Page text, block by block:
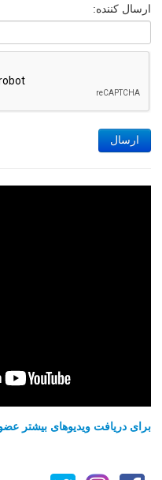
ارسال کننده:
ارسال
برای دریافت ویدیوهای بیشتر